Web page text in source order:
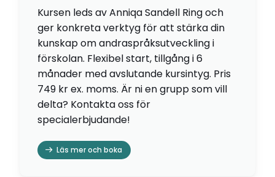
Kursen leds av Anniqa Sandell Ring och
ger konkreta verktyg för att stärka din
kunskap om andraspråksutveckling i
förskolan. Flexibel start, tillgång i 6
månader med avslutande kursintyg. Pris
749 kr ex. moms. Är ni en grupp som vill
delta? Kontakta oss för
specialerbjudande!
Läs mer och boka